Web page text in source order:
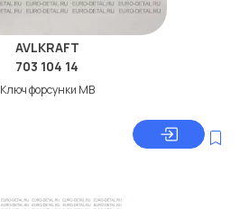
AVLKRAFT
703 104 14
Ключ форсунки МВ